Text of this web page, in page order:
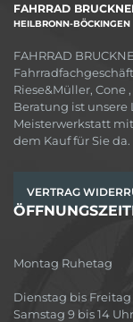
FAHRRAD
HEILBRONN-BÖCKINGEN
FAHRRAD
Riese&Müller, Cone
Beratung ist unsere
Meisterwerkstatt
dem Kauf für Sie da.
VERTRAG
Montag Ruhetag
Dienstag bis Freitag
Samstag 9 bis 14 Uhr